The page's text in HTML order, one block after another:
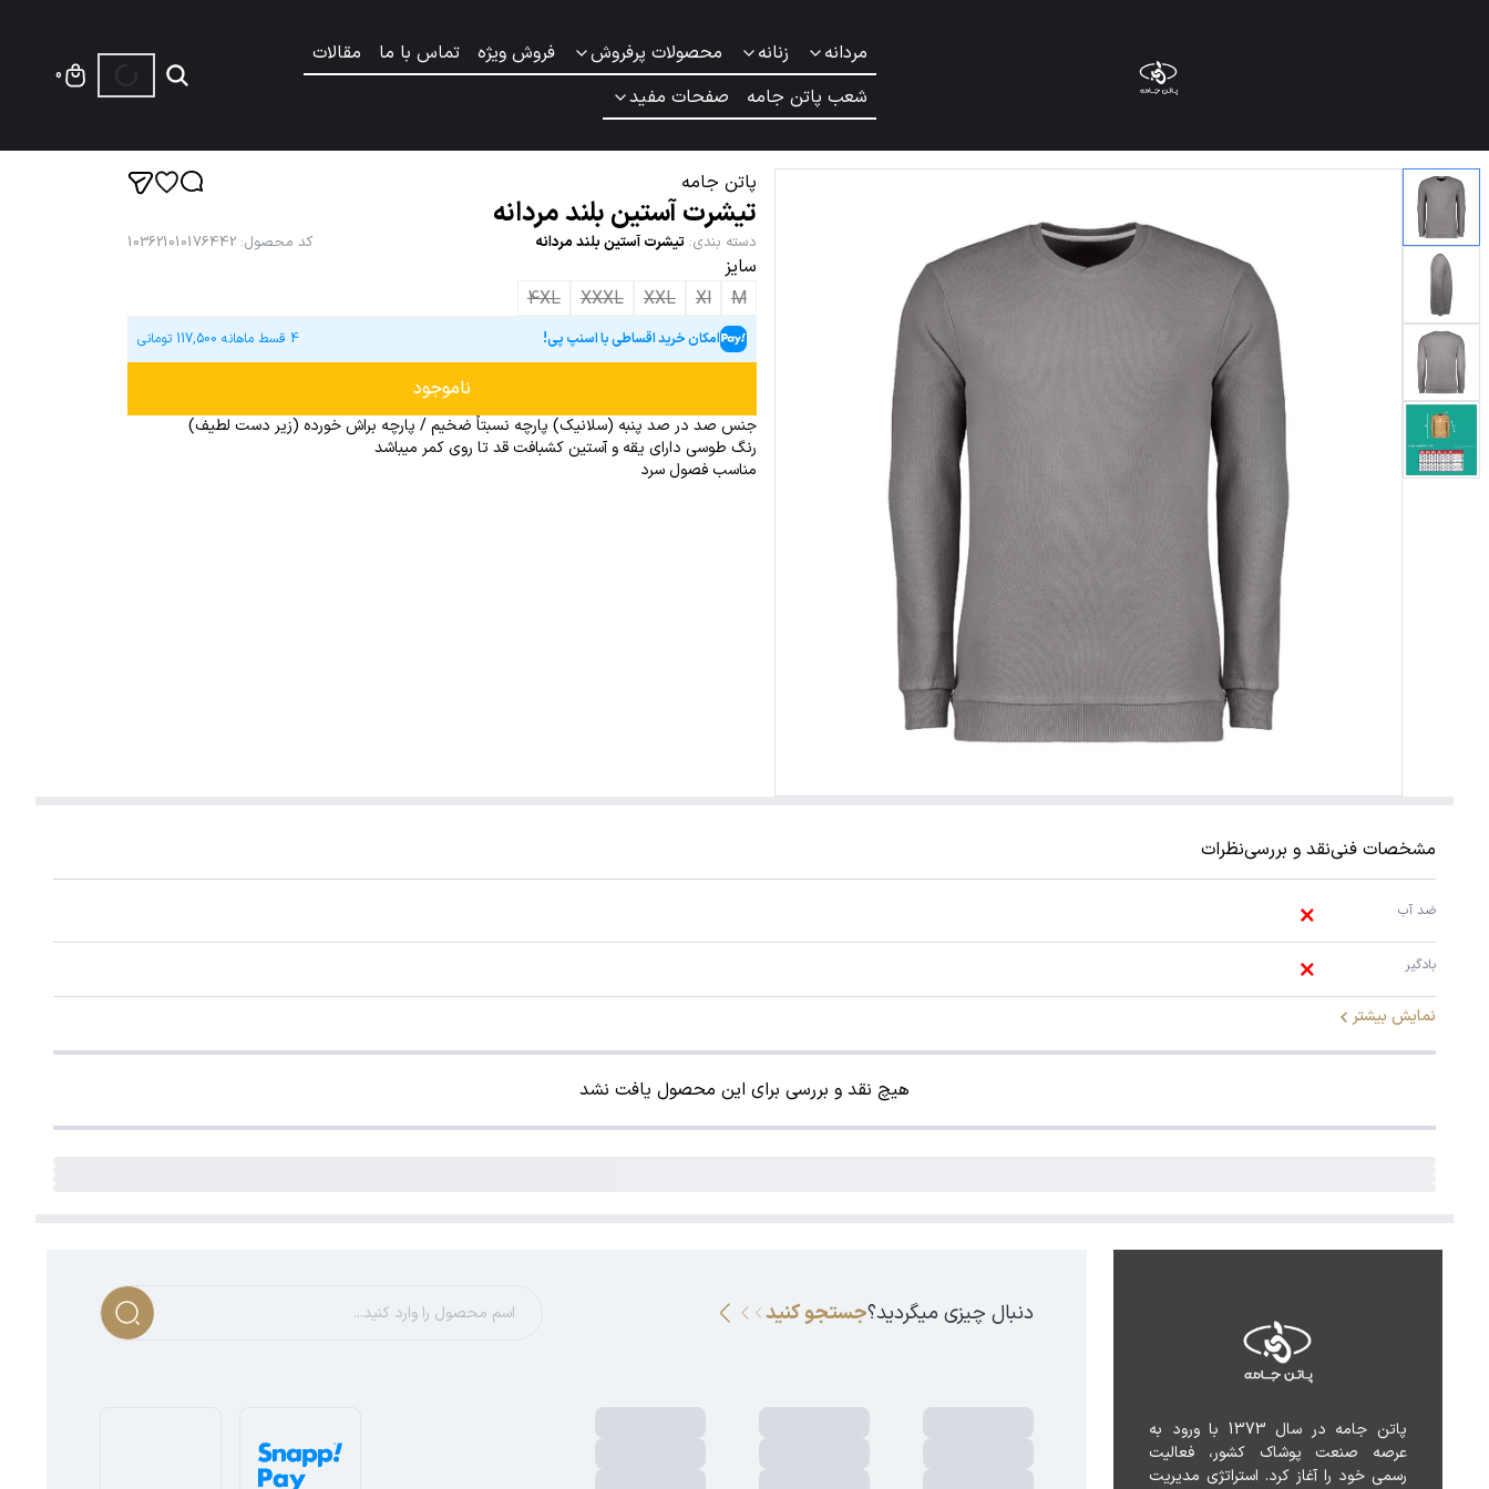
مردانه زنانه محصولات پرفروش فروش ویژه تماس با ما
مقالات
شعب پاتن جامه
صفحات مفید
0
پاتن جامه
تیشرت آستین بلند مردانه
دسته بندی: تیشرت آستین بلند مردانه کد محصول:
103621010176442
سایز
M
Xl
XXL
XXXL
4XL
امکان خرید اقساطی با اسنپ پی! 4 قسط ماهانه 117,500 تومانی
ناموجود
جنس صد در صد پنبه (سلانیک) پارچه نسبتاً ضخیم / پارچه براش خورده (زیر دست لطیف)
رنگ طوسی دارای یقه و آستین کشبافت قد تا روی کمر میباشد
مناسب فصول سرد
مشخصات فنینقد و بررسینظرات
ضد آب
بادگیر
نمایش بیشتر
هیچ نقد و بررسی برای این محصول یافت نشد
دنبال چیزی میگردید؟جستجو کنید